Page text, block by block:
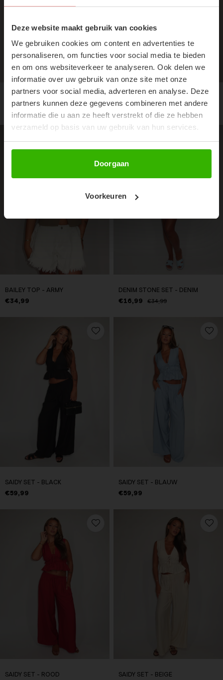
Deze website maakt gebruik van cookies
We gebruiken cookies om content en advertenties te
personaliseren, om functies voor social media te bieden
en om ons websiteverkeer te analyseren. Ook delen we
informatie over uw gebruik van onze site met onze
partners voor social media, adverteren en analyse. Deze
partners kunnen deze gegevens combineren met andere
informatie die u aan ze heeft verstrekt of die ze hebben
verzameld op basis van uw gebruik van hun services.
Doorgaan
Voorkeuren
SUBSCRIBE NOW & GET
10% OFF YOUR FIRST
ORDER!
Don't miss out on our trendy new drops or exclusive
STUDS TANKTOP - BLACK
€19,99
BAILEY TOP - BEIGE
BAILEY TOP - ARMY
€34,99
DENIM STONE SET - DENIM
€16,99
€34,99
SAIDY SET - BLACK
€59,99
SAIDY SET - BLAUW
€59,99
SAIDY SET - ROOD
SAIDY SET - BEIGE